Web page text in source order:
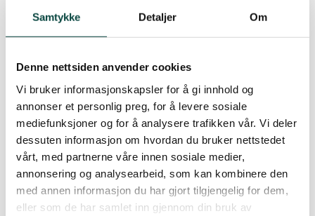
Samtykke Detaljer Om
Denne nettsiden anvender cookies
Vi bruker informasjonskapsler for å gi innhold og
annonser et personlig preg, for å levere sosiale
mediefunksjoner og for å analysere trafikken vår. Vi deler
dessuten informasjon om hvordan du bruker nettstedet
vårt, med partnerne våre innen sosiale medier,
annonsering og analysearbeid, som kan kombinere den
med annen informasjon du har gjort tilgjengelig for dem,
eller som de har samlet inn gjennom din bruk av
Verv 3 hovedmedlemmer (6 poeng) og få boka
gratis.Bestill vervepremie
Medlemspris: kr 500,-
Bestill salgsvarer